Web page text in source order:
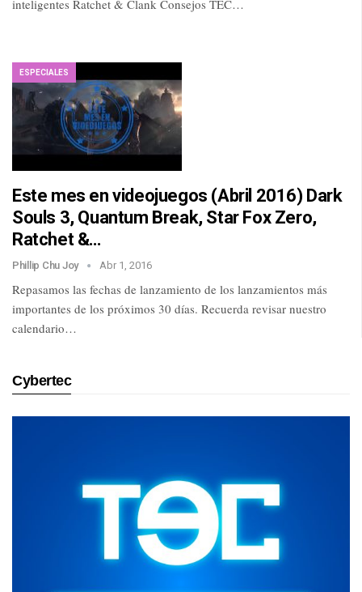
inteligentes Ratchet & Clank Consejos TEC…
ESPECIALES
Este mes en videojuegos (Abril 2016) Dark
Souls 3, Quantum Break, Star Fox Zero,
Ratchet &…
Phillip Chu Joy Abr 1, 2016
Repasamos las fechas de lanzamiento de los lanzamientos más
importantes de los próximos 30 días. Recuerda revisar nuestro
calendario…
Cybertec